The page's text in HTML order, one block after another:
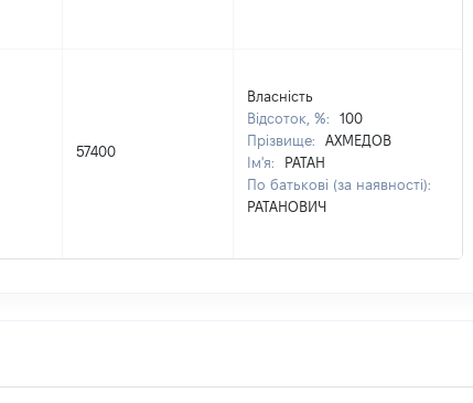
57400
Власність
Відсоток, %:
100
Прізвище:
АХМЕДОВ
Ім'я:
РАТАН
По батькові (за наявності):
РАТАНОВИЧ